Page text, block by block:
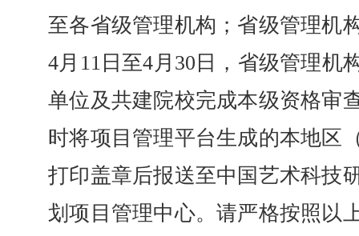
至各省级管理机构；省级管理机
4月11日至4月30日，省级管理机
单位及共建院校完成本级资格审
时将项目管理平台生成的本地区
打印盖章后报送至中国艺术科技
划项目管理中心。请严格按照以